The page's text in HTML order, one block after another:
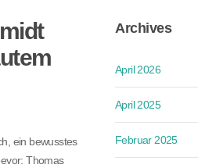
ein bewusstes
Thomas
Archives
April 2026
April 2025
Februar 2025